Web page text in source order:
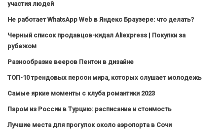
участия людей
Не работает WhatsApp Web в Яндекс Браузере: что делать?
Черный список продавцов-кидал Aliexpress | Покупки за
рубежом
Разнообразие вееров Пентон в дизайне
ТОП-10 трендовых персон мира, которых слушает молодежь
Самые яркие моменты с клуба романтики 2023
Паром из России в Турцию: расписание и стоимость
Лучшие места для прогулок около аэропорта в Сочи